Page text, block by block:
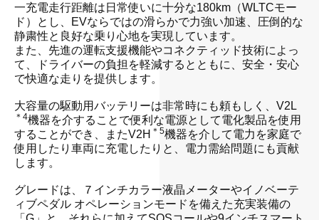
一充電走行距離は日常使いに十分な180km（WLTCモー
ド）とし、EVならではの滑らかで力強い加速、圧倒的な
静粛性と良好な乗り心地を実現しています。
また、先進の運転支援機能やコネクティッド技術によっ
て、ドライバーの負担を軽減するとともに、安全・安心
で快適な走りを提供します。
大容量の駆動用バッテリーは非常時にも頼もしく、V2L
＊4機器を介することで便利な電源として電化製品を使用
することができ、またV2H ＊5機器を介して電力を家庭で
使用したり車両に充電したりと、電力需給問題にも貢献
します。
グレードは、７インチカラー液晶メーターやイノベーテ
ィブペダル オペレーションモードを備えた充実装備の